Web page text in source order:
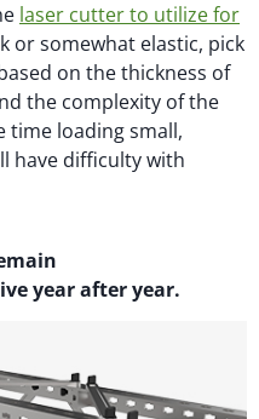
laser cutter to utilize for
or somewhat elastic, pick
on the thickness of
the complexity of the
time loading small,
have difficulty with
year after year.